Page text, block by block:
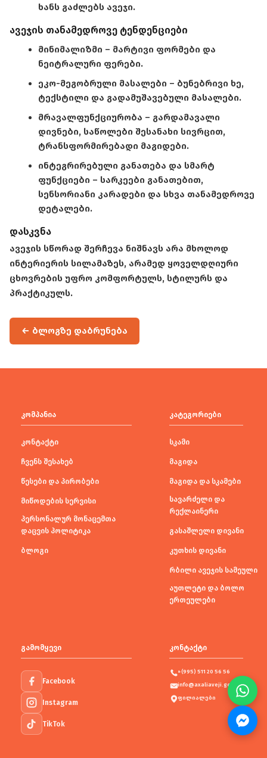
ხანს გაძლებს ავეჯი.
ავეჯის თანამედროვე ტენდენციები
მინიმალიზმი – მარტივი ფორმები და
ნეიტრალური ფერები.
ეკო-მეგობრული მასალები – ბუნებრივი ხე,
ტექსტილი და გადამუშავებული მასალები.
მრავალფუნქციურობა – გარდამავალი
დივნები, საწოლები შესანახი სივრცით,
ტრანსფორმირებადი მაგიდები.
ინტეგრირებული განათება და სმარტ
ფუნქციები – სარკეები განათებით,
სენსორიანი კარადები და სხვა თანამედროვე
დეტალები.
დასკვნა
ავეჯის სწორად შერჩევა ნიშნავს არა მხოლოდ
ინტერიერის სილამაზეს, არამედ ყოველდღიური
ცხოვრების უფრო კომფორტულს, სტილურს და
პრაქტიკულს.
← ბლოგზე დაბრუნება
კომპანია
კონტაქტი
ჩვენს შესახებ
წესები და პირობები
მიწოდების სერვისი
პერსონალურ მონაცემთა
დაცვის პოლიტიკა
ბლოგი
კატეგორიები
სკამი
მაგიდა
მაგიდა და სკამები
სავარძელი და
რექლაინერი
გასაშლელი დივანი
კუთხის დივანი
რბილი ავეჯის სამეული
აუთლეტი და ბოლო
ერთეულები
გამომყევი
Facebook
Instagram
TikTok
კონტაქტი
+(995) 511 20 56 56
info@axaliaveji.ge
ფილიალები